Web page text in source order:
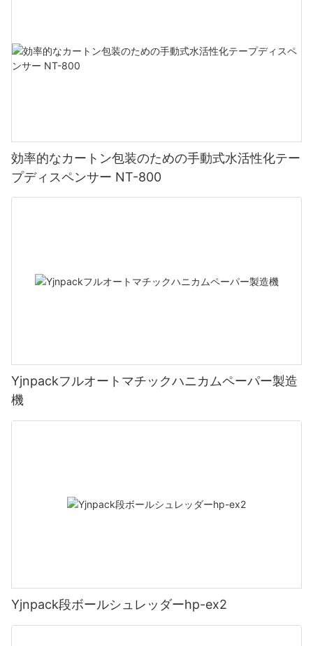
効率的なカートン包装のための手動式水活性化テー
プディスペンサー NT-800
Yjnpackフルオートマチックハニカムペーパー製造
機
Yjnpack段ボールシュレッダーhp-ex2